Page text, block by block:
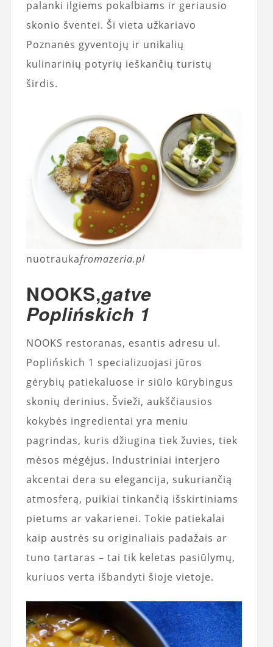
palanki ilgiems pokalbiams ir geriausio
skonio šventei. Ši vieta užkariavo
Poznanės gyventojų ir unikalių
kulinarinių potyrių ieškančių turistų
širdis.
nuotraukafromazeria.pl
NOOKS,gatve
Poplińskich 1
NOOKS restoranas, esantis adresu ul.
Poplińskich 1 specializuojasi jūros
gėrybių patiekaluose ir siūlo kūrybingus
skonių derinius. Švieži, aukščiausios
kokybės ingredientai yra meniu
pagrindas, kuris džiugina tiek žuvies, tiek
mėsos mėgėjus. Industriniai interjero
akcentai dera su elegancija, sukuriančią
atmosferą, puikiai tinkančią išskirtiniams
pietums ar vakarienei. Tokie patiekalai
kaip austrės su originaliais padažais ar
tuno tartaras – tai tik keletas pasiūlymų,
kuriuos verta išbandyti šioje vietoje.